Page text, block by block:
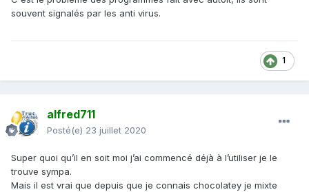
souvent signalés par les anti virus.
1
alfred711
Posté(e) 23 juillet 2020
Super quoi qu’il en soit moi j’ai commencé déjà à l’utiliser je le
trouve sympa.
Mais il est vrai que depuis que je connais chocolatey je mixte